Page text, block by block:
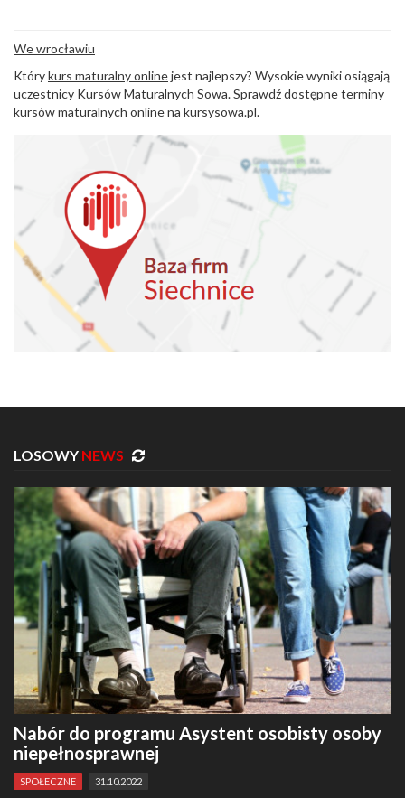
We wrocławiu
Którykurs maturalny onlinejest najlepszy? Wysokie wyniki osiągają
uczestnicy Kursów Maturalnych Sowa. Sprawdź dostępne terminy
kursów maturalnych online na kursysowa.pl.
LOSOWY NEWS
Nabór do programu Asystent osobisty osoby
niepełnosprawnej
SPOŁECZNE 31.10.2022